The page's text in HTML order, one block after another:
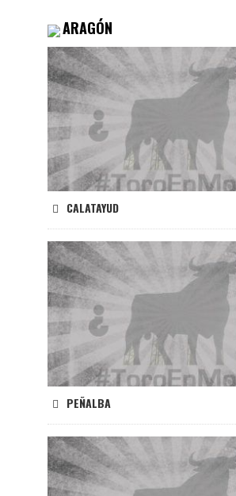
ARAGÓN
CALATAYUD
PEÑALBA